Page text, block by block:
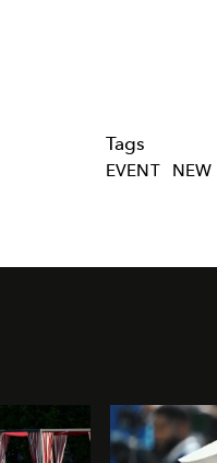
Tags
EVENT NEW